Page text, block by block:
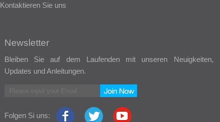
Kontaktieren Sie uns
Newsletter
Bleiben Sie auf dem Laufenden mit unseren Neuigkeiten,
Updates und Anleitungen.
Folgen Si uns: